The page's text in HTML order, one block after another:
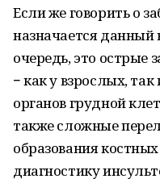
Если же говорить о
назначается данный
очередь, это острые
− как у взрослых,
органов грудной
также сложные
образования
диагностику